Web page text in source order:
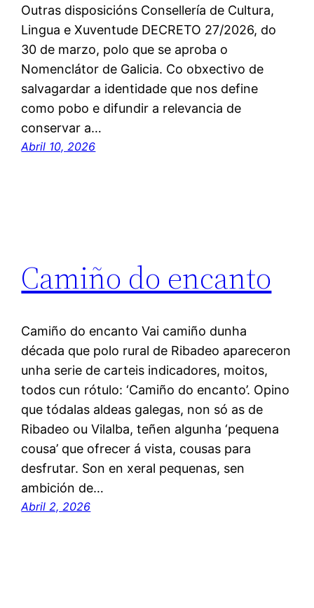
Outras disposicións Consellería de Cultura,
Lingua e Xuventude DECRETO 27/2026, do
30 de marzo, polo que se aproba o
Nomenclátor de Galicia. Co obxectivo de
salvagardar a identidade que nos define
como pobo e difundir a relevancia de
conservar a…
Abril 10, 2026
Camiño do encanto
Camiño do encanto Vai camiño dunha
década que polo rural de Ribadeo apareceron
unha serie de carteis indicadores, moitos,
todos cun rótulo: ‘Camiño do encanto’. Opino
que tódalas aldeas galegas, non só as de
Ribadeo ou Vilalba, teñen algunha ‘pequena
cousa’ que ofrecer á vista, cousas para
desfrutar. Son en xeral pequenas, sen
ambición de…
Abril 2, 2026